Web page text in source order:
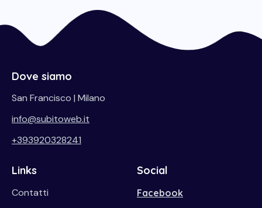
Dove siamo
San Francisco | Milano
info@subitoweb.it
+393920328241
Links
Contatti
Social
Facebook